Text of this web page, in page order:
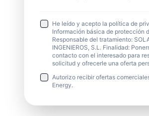
He leído y acepto la política de
Información básica de protección
Responsable del tratamiento:
INGENIEROS, S.L. Finalidad:
contacto con el interesado para
solicitud y ofrecerle una oferta
Autorizo recibir ofertas
Energy.